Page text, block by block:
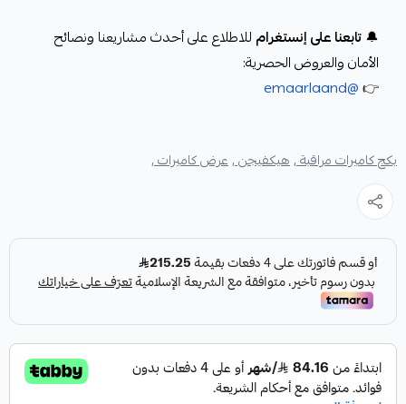
🔔تابعنا على إنستغرام للاطلاع على أحدث مشاريعنا ونصائح
الأمان والعروض الحصرية:
👉
@emaarlaand
بكج كاميرات مراقبة ,هيكفيجن ,عرض كاميرات ,